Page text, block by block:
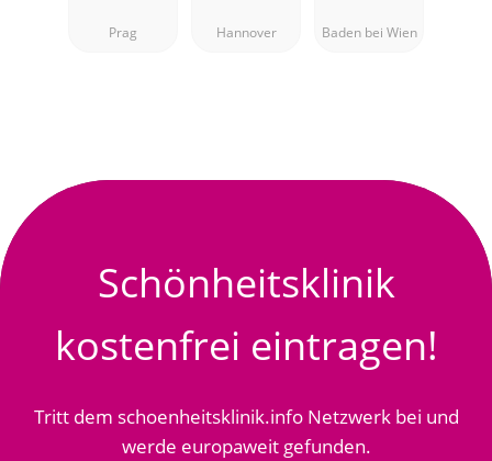
Prag Hannover
Chirurgin,
Baden bei Wien
Schönheitsklinik
kostenfrei eintragen!
Tritt dem schoenheitsklinik.info Netzwerk bei und
werde europaweit gefunden.